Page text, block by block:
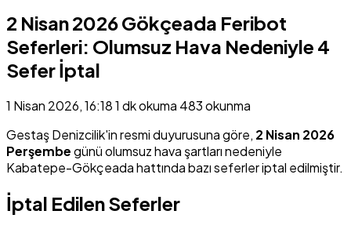
2 Nisan 2026 Gökçeada Feribot
Seferleri: Olumsuz Hava Nedeniyle 4
Sefer İptal
1 Nisan 2026, 16:181 dk okuma 483 okunma
Gestaş Denizcilik'in resmi duyurusuna göre, 2 Nisan 2026
Perşembegünü olumsuz hava şartları nedeniyle
Kabatepe-Gökçeada hattında bazı seferler iptal edilmiştir.
İptal Edilen Seferler